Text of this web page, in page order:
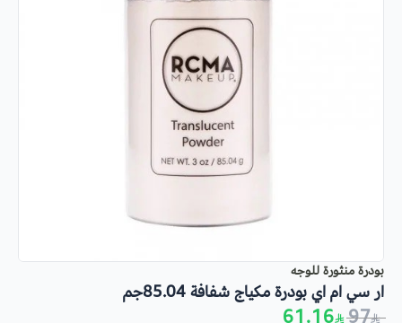
بودرة منثورة للوجه
ار سي ام اي بودرة مكياج شفافة 85.04جم
97
61.16